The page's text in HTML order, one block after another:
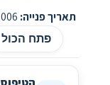
תאריך פנייה:
פתח הכול